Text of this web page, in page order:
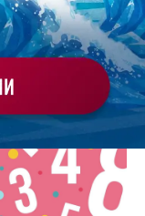
ТАКУЮ ПРЕЗЕНТАЦИЮ